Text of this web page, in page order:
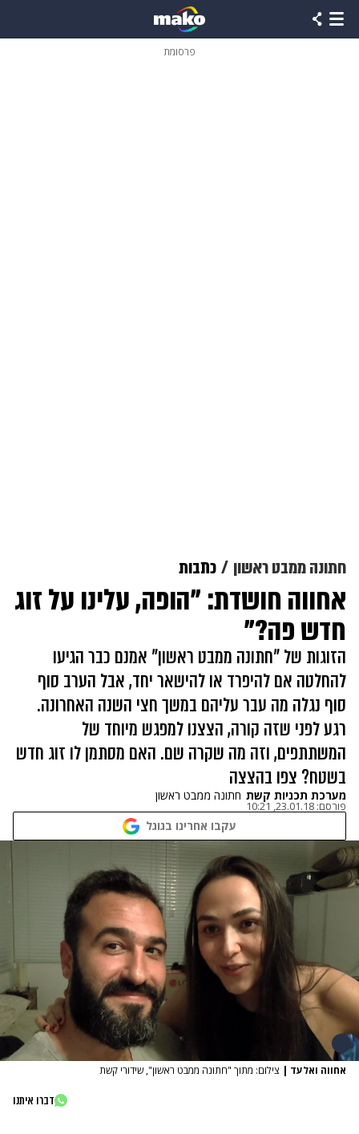
פרסומת
חתונה ממבט ראשון כתבות
אחווה חושדת: "הופה, עלינו על זוג
חדש פה?"
הזוגות של "חתונה ממבט ראשון" אמנם כבר הגיעו
להחלטה אם להיפרד או להישאר יחד, אבל הערב סוף
סוף נגלה מה עבר עליהם במשך חצי השנה האחרונה.
רגע לפני שזה קורה, הצצנו למפגש מיוחד של
המשתתפים, וזה מה שקרה שם. האם מסתמן לו זוג חדש
בשטח? צפו בהצצה
מערכת תכניות קשת חתונה ממבט ראשון
פורסם: 23.01.18, 10:21
עקבו אחרינו בגוגל
אחווה ואלעד | צילום: מתוך "חתונה ממבט ראשון", שידורי קשת
דברו איתנו